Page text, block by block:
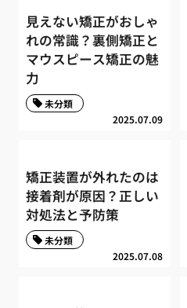
見えない矯正がおしゃ
れの常識？裏側矯正と
マウスピース矯正の魅
力
2025.07.09
未分類
矯正装置が外れたのは
接着剤が原因？正しい
対処法と予防策
2025.07.08
未分類